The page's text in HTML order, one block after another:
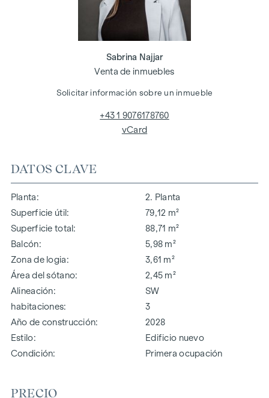
DATOS CLAVE
Planta
2. Planta
Superficie útil
79,12 m²
Superficie total
88,71 m²
Balcón
5,98 m²
Zona de logia
3,61 m²
Área del sótano
2,45 m²
Alineación
SW
habitaciones
3
Año de construcción
2028
Estilo
Edificio nuevo
Condición
Primera ocupación
PRECIO
Sabrina Najjar
Venta de inmuebles
Solicitar información sobre un inmueble
+43 1 9076178760
vCard